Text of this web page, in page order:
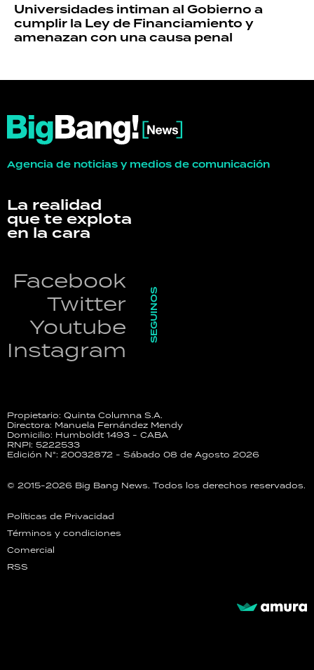
Universidades intiman al Gobierno a
cumplir la Ley de Financiamiento y
amenazan con una causa penal
Agencia de noticias y medios de comunicación
La realidad
que te explota
en la cara
Facebook
Twitter
Youtube
Instagram
SEGUINOS
Propietario: Quinta Columna S.A.
Directora: Manuela Fernández Mendy
Domicilio: Humboldt 1493 - CABA
RNPI: 5222533
Edición N°: 20032872 - Sábado 08 de Agosto 2026
© 2015-2026 Big Bang News. Todos los derechos reservados.
Políticas de Privacidad
Términos y condiciones
Comercial
RSS